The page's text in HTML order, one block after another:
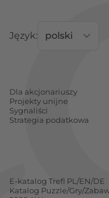
Język:
Dla akcjonariuszy
Projekty unijne
Sygnaliści
Strategia podatkowa
E-katalog Trefl PL/EN/DE
Katalog Puzzle/Gry/